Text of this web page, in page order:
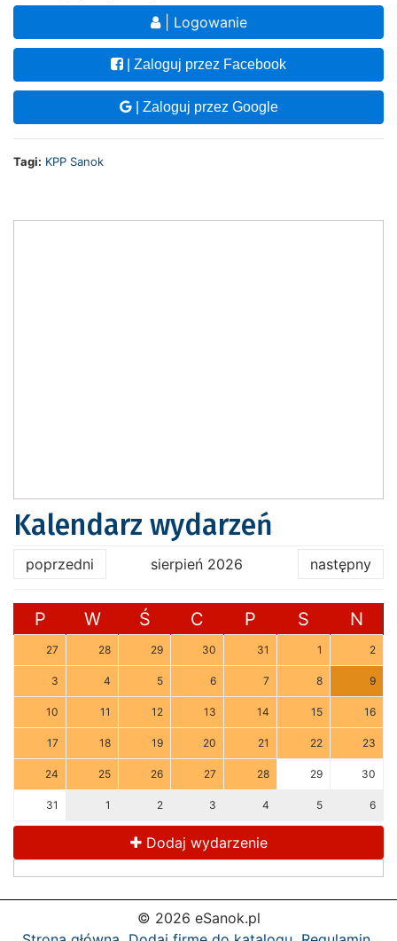
| Logowanie
| Zaloguj przez Facebook
| Zaloguj przez Google
Tagi: KPP Sanok
Kalendarz wydarzeń
poprzedni sierpień 2026 następny
P W Ś C P S N
27 28 29 30 31 1 2
3 4 5 6 7 8 9
10 11 12 13 14 15 16
17 18 19 20 21 22 23
24 25 26 27 28 29 30
31 1 2 3 4 5 6
Dodaj wydarzenie
© 2026 eSanok.pl